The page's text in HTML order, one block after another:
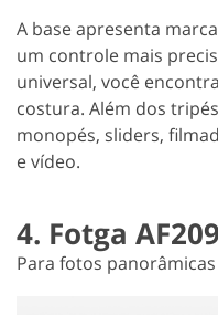
A base apresenta
um controle mais
universal, você
costura. Além dos
monopés, sliders,
e vídeo.
4. Fotga AF209
Para fotos panorâmicas